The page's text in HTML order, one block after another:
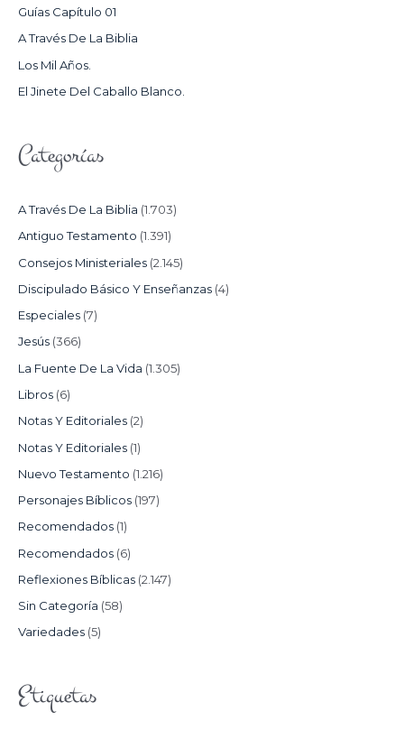
:
Guías Capítulo 01
A Través De La Biblia
Los Mil Años.
El Jinete Del Caballo Blanco.
Categorías
A Través De La Biblia (1.703)
Antiguo Testamento (1.391)
Consejos Ministeriales (2.145)
Discipulado Básico Y Enseñanzas (4)
Especiales (7)
Jesús (366)
La Fuente De La Vida (1.305)
Libros (6)
Notas Y Editoriales (2)
Notas Y Editoriales (1)
Nuevo Testamento (1.216)
Personajes Bíblicos (197)
Recomendados (1)
Recomendados (6)
Reflexiones Bíblicas (2.147)
Sin Categoría (58)
Variedades (5)
Etiquetas